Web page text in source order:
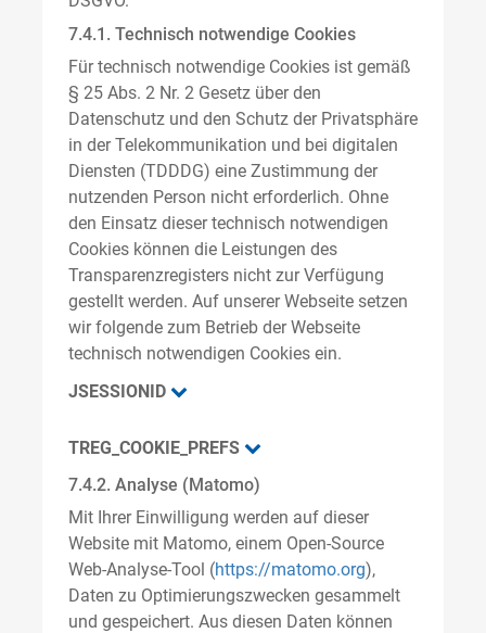
7.4.1. Technisch notwendige Cookies
Für technisch notwendige Cookies ist gemäß
§ 25 Abs. 2 Nr. 2 Gesetz über den
Datenschutz und den Schutz der Privatsphäre
in der Telekommunikation und bei digitalen
Diensten (TDDDG) eine Zustimmung der
nutzenden Person nicht erforderlich. Ohne
den Einsatz dieser technisch notwendigen
Cookies können die Leistungen des
Transparenzregisters nicht zur Verfügung
gestellt werden. Auf unserer Webseite setzen
wir folgende zum Betrieb der Webseite
technisch notwendigen Cookies ein.
JSESSIONID
TREG_COOKIE_PREFS
7.4.2. Analyse (Matomo)
Mit Ihrer Einwilligung werden auf dieser
Website mit Matomo, einem Open-Source
Web-Analyse-Tool (https://matomo.org),
Daten zu Optimierungszwecken gesammelt
und gespeichert. Aus diesen Daten können